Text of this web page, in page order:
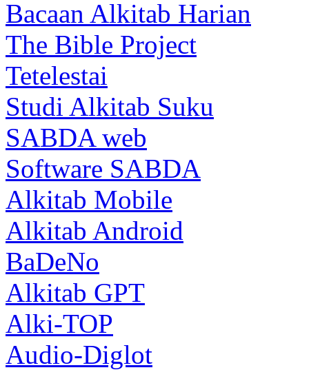
Bacaan Alkitab Harian
The Bible Project
Tetelestai
Studi Alkitab Suku
SABDA web
Software SABDA
Alkitab Mobile
Alkitab Android
BaDeNo
Alkitab GPT
Alki-TOP
Audio-Diglot